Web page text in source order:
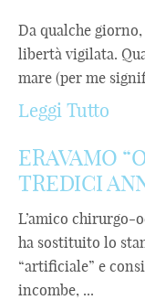
Da qualche
libertà vigilata.
mare (per me
Leggi Tutto
ERAVAMO
TREDICI
L’amico chirurgo-
ha sostituito lo
“artificiale” e
incombe, ...